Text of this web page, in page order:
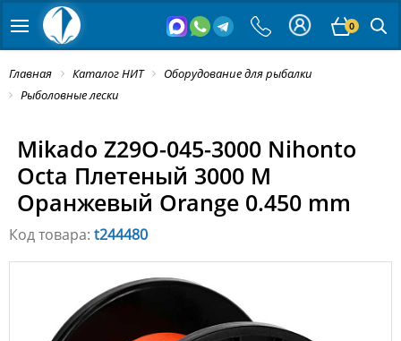
0
Главная Каталог НИТ
Оборудование для рыбалки
Рыболовные лески
Mikado Z29O-045-3000 Nihonto
Octa Плетеный 3000 M
Оранжевый Orange 0.450 mm
Код товара: t244480